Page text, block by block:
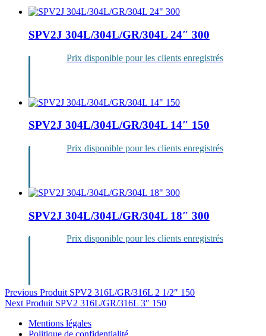
SPV2J 304L/304L/GR/304L 24″ 300
Prix disponible pour les clients enregistrés
SPV2J 304L/304L/GR/304L 14″ 150
Prix disponible pour les clients enregistrés
SPV2J 304L/304L/GR/304L 18″ 300
Prix disponible pour les clients enregistrés
Navigation
de
l’article
Previous Produit SPV2 316L/GR/316L 2 1/2″ 150
Next Produit SPV2 316L/GR/316L 3″ 150
Mentions légales